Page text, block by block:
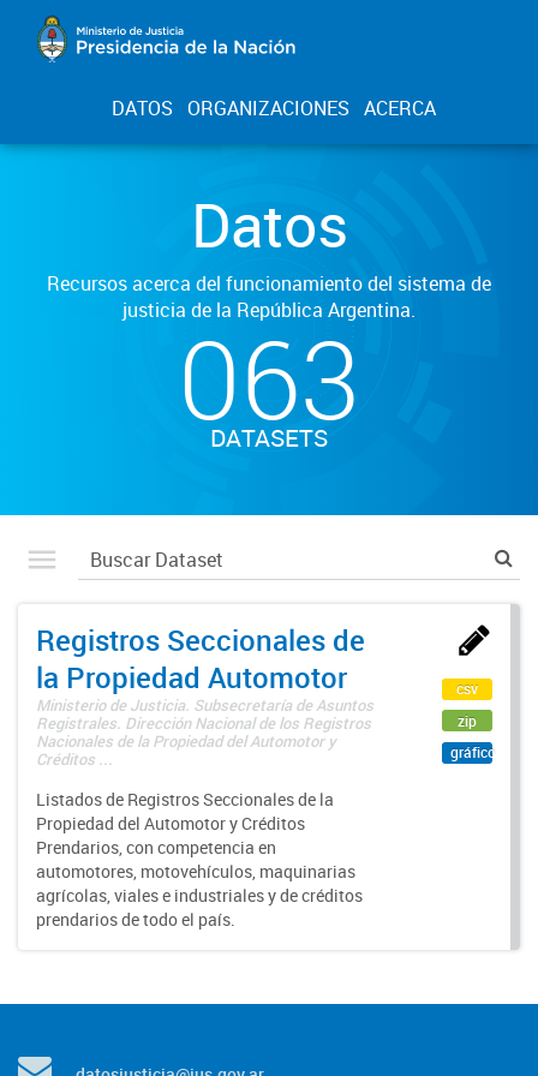
DATOS ORGANIZACIONES ACERCA
Datos
Recursos acerca del funcionamiento del sistema de
justicia de la República Argentina.
063
DATASETS
Registros Seccionales de
la Propiedad Automotor
Ministerio de Justicia. Subsecretaría de Asuntos
Registrales. Dirección Nacional de los Registros
Nacionales de la Propiedad del Automotor y
Créditos ...
Listados de Registros Seccionales de la
Propiedad del Automotor y Créditos
Prendarios, con competencia en
automotores, motovehículos, maquinarias
agrícolas, viales e industriales y de créditos
prendarios de todo el país.
csv
zip
gráfico